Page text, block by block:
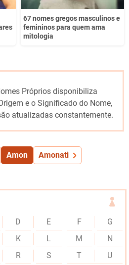
67 nomes gregos masculinos e
femininos para quem ama
mitologia
Próprios disponibiliza
e o Significado do Nome,
atualizadas constantemente.
Amon Amonati
D E F
G
K L M
N
R S T
U